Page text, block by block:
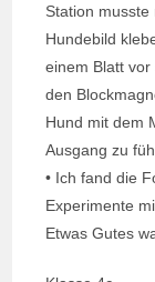
Station
Hundebild
einem Blatt
den
Hund mit dem
Ausgang zu
• Ich fand die
Experimente
Etwas Gutes